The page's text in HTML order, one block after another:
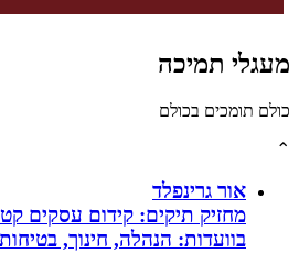
מעגלי תמיכה
כולם תומכים בכולם
⌃
אור גרינפלד
מחזיק תיקים: קידום עסקים
בוועדות: הנהלה, חינוך,